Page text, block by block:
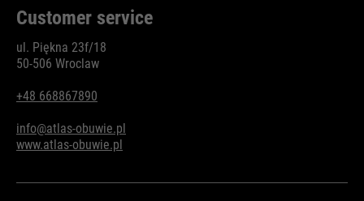
Customer service
ul. Piękna 23f/18
50-506 Wroclaw
+48 668867890
info@atlas-obuwie.pl
www.atlas-obuwie.pl